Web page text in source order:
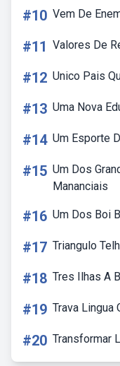
#10 Vem De
#11 Valores De
#12 Unico Pais
#13 Uma Nova
#14 Um Esporte
#15 Um Dos
Mananciais
#16 Um Dos Boi
#17 Triangulo
#18 Tres Ilhas A
#19 Trava Lingua
#20 Transformar